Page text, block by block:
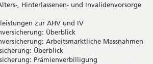
, Hinterlassenen- und Invalidenvorsorge
zur AHV und IV
Überblick
Arbeitsmarktliche Massnahmen
Überblick
Prämienverbilligung